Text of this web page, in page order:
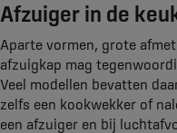
Afzuiger in de
Aparte vormen, grote
afzuigkap mag
Veel modellen bevatten
zelfs een kookwekker of
een afzuiger en bij